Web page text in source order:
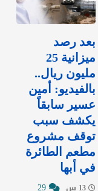
بعد رصد
ميزانية 25
مليون ريال..
بالفيديو: أمين
عسير سابقاً
يكشف سبب
توقف مشروع
مطعم الطائرة
في أبها